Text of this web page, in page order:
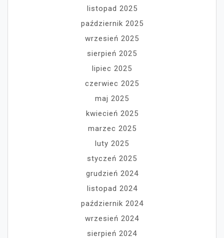
listopad 2025
październik 2025
wrzesień 2025
sierpień 2025
lipiec 2025
czerwiec 2025
maj 2025
kwiecień 2025
marzec 2025
luty 2025
styczeń 2025
grudzień 2024
listopad 2024
październik 2024
wrzesień 2024
sierpień 2024